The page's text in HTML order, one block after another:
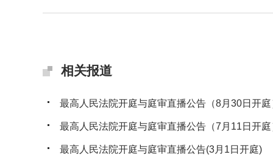
相关报道
最高人民法院开庭与庭审直播公告（8月30日开庭
最高人民法院开庭与庭审直播公告（7月11日开庭
最高人民法院开庭与庭审直播公告(3月1日开庭)